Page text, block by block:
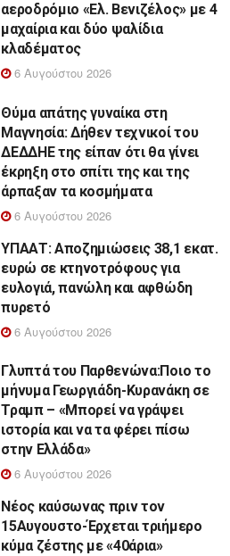
αεροδρόμιο «Ελ. Βενιζέλος» με 4
μαχαίρια και δύο ψαλίδια
κλαδέματος
6 Αυγούστου 2026
Θύμα απάτης γυναίκα στη
Μαγνησία: Δήθεν τεχνικοί του
ΔΕΔΔΗΕ της είπαν ότι θα γίνει
έκρηξη στο σπίτι της και της
άρπαξαν τα κοσμήματα
6 Αυγούστου 2026
ΥΠΑΑΤ: Αποζημιώσεις 38,1 εκατ.
ευρώ σε κτηνοτρόφους για
ευλογιά, πανώλη και αφθώδη
πυρετό
6 Αυγούστου 2026
Γλυπτά του Παρθενώνα:Ποιο το
μήνυμα Γεωργιάδη-Κυρανάκη σε
Τραμπ – «Μπορεί να γράψει
ιστορία και να τα φέρει πίσω
στην Ελλάδα»
6 Αυγούστου 2026
Νέος καύσωνας πριν τον
15Αυγουστο-Έρχεται τριήμερο
κύμα ζέστης με «40άρια»